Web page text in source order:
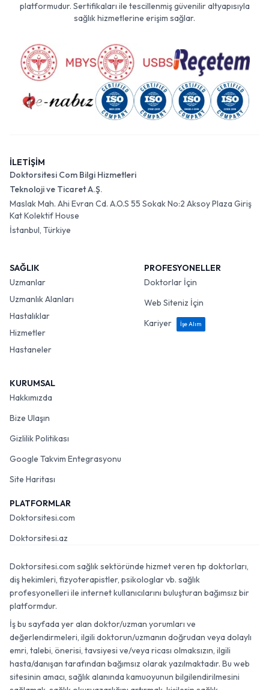
platformudur. Sertifikaları ile tescillenmiş güvenilir altyapısıyla
sağlık hizmetlerine erişim sağlar.
İLETİŞİM
Doktorsitesi Com Bilgi Hizmetleri
Teknoloji ve Ticaret A.Ş.
Maslak Mah. Ahi Evran Cd. A.O.S 55 Sokak No:2 Aksoy Plaza Giriş
Kat Kolektif House
İstanbul, Türkiye
SAĞLIK
Uzmanlar
Uzmanlık Alanları
Hastalıklar
Hizmetler
Hastaneler
PROFESYONELLER
Doktorlar İçin
Web Siteniz İçin
Kariyer
İşe Alım
KURUMSAL
Hakkımızda
Bize Ulaşın
Gizlilik Politikası
Google Takvim Entegrasyonu
Site Haritası
PLATFORMLAR
Doktorsitesi.com
Doktorsitesi.az
Doktorsitesi.com sağlık sektöründe hizmet veren tıp doktorları,
diş hekimleri, fizyoterapistler, psikologlar vb. sağlık
profesyonelleri ile internet kullanıcılarını buluşturan bağımsız bir
platformdur.
İş bu sayfada yer alan doktor/uzman yorumları ve
değerlendirmeleri, ilgili doktorun/uzmanın doğrudan veya dolaylı
emri, talebi, önerisi, tavsiyesi ve/veya ricası olmaksızın, ilgili
hasta/danışan tarafından bağımsız olarak yazılmaktadır. Bu web
sitesinin amacı, sağlık alanında kamuoyunun bilgilendirilmesini